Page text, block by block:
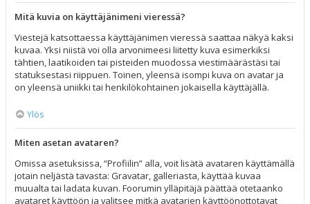
Mitä kuvia on käyttäjänimeni vieressä?
Viestejä katsottaessa käyttäjänimen vieressä saattaa näkyä kaksi
kuvaa. Yksi niistä voi olla arvonimeesi liitetty kuva esimerkiksi
tähtien, laatikoiden tai pisteiden muodossa viestimäärästäsi tai
statuksestasi riippuen. Toinen, yleensä isompi kuva on avatar ja
on yleensä uniikki tai henkilökohtainen jokaisella käyttäjällä.
Ylös
Miten asetan avataren?
Omissa asetuksissa, “Profiilin” alla, voit lisätä avataren käyttämällä
jotain neljästä tavasta: Gravatar, galleriasta, käyttää kuvaa
muualta tai ladata kuvan. Foorumin ylläpitäjä päättää otetaanko
avataret käyttöön ja valitsee mitkä avatarien käyttöönottotavat